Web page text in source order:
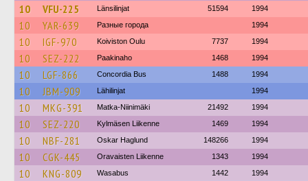
10 VFU-225 Länsilinjat 51594 1994
10 YAR-639 Разные города 1994
10 IGF-970 Koiviston Oulu 7737 1994
10 SEZ-222 Paakinaho 1468 1994
10 LGF-866 Concordia Bus 1488 1994
10 JBM-909 Lähilinjat 1994
10 MKG-391 Matka-Niinimäki 21492 1994
10 SEZ-220 Kylmäsen Liikenne 1469 1994
10 NBF-281 Oskar Haglund 148266 1994
10 CGK-445 Oravaisten Liikenne 1343 1994
10 KNG-809 Wasabus 1442 1994